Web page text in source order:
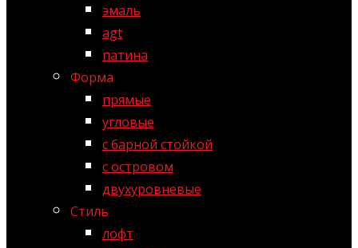
эмаль
agt
патина
Форма
прямые
угловые
с барной стойкой
с островом
двухуровневые
Стиль
лофт